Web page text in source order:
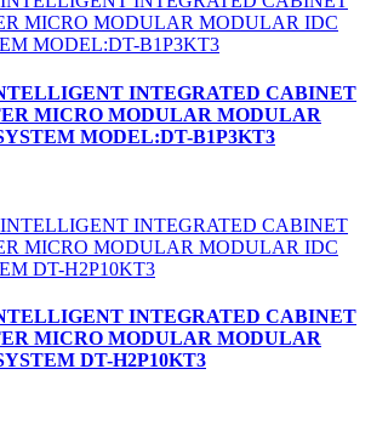
INTEGRATED CABINET
MICRO MODULAR MODULAR
MODEL:DT-B1P3KT3
INTEGRATED CABINET
MICRO MODULAR MODULAR
DT-H2P10KT3